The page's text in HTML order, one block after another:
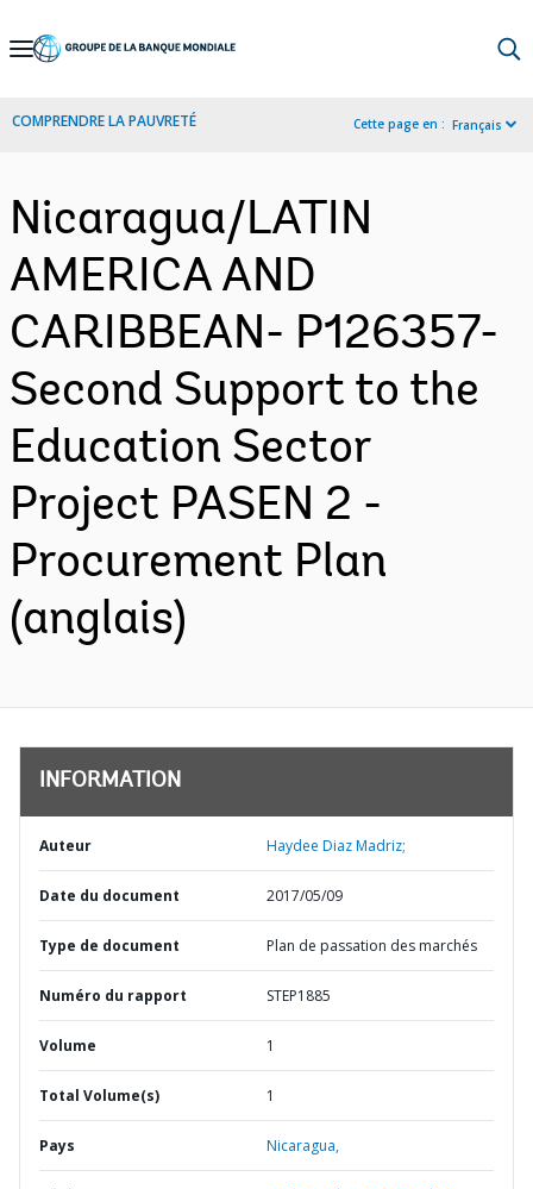
Skip
Navigation
COMPRENDRE LA PAUVRETÉ Cette page en : Français
Nicaragua/LATIN
AMERICA AND
CARIBBEAN- P126357-
Second Support to the
Education Sector
Project PASEN 2 -
Procurement Plan
(anglais)
INFORMATION
Auteur Haydee Diaz Madriz;
Date du document 2017/05/09
Type de document Plan de passation des marchés
Numéro du rapport STEP1885
Volume 1
Total Volume(s) 1
Pays Nicaragua,